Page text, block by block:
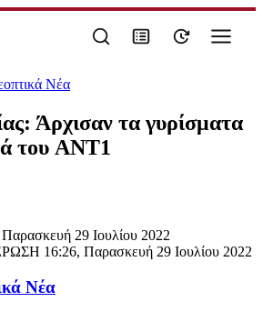
Νέα
Άρχισαν τα γυρίσματα
του ANT1
29 Ιουλίου 2022
16:26, Παρασκευή 29 Ιουλίου 2022
Νέα